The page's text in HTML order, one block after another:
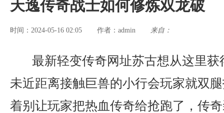
天逸传奇战士如何修炼双龙破
时间：2024-05-16 02:05 作者： admin 来自：
最新轻变传奇网址苏古想从这里
未近距离接触巨兽的小行会玩家就双
着别让玩家把热血传奇给抢跑了，传